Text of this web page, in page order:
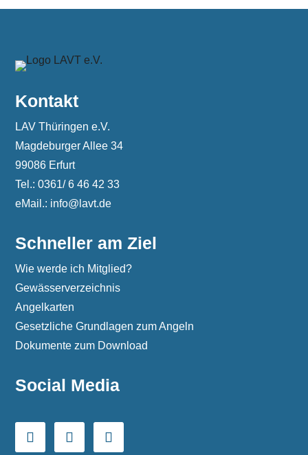
Kontakt
LAV Thüringen e.V.
Magdeburger Allee 34
99086 Erfurt
Tel.: 0361/ 6 46 42 33
eMail.: info@lavt.de
Schneller am Ziel
Wie werde ich Mitglied?
Gewässerverzeichnis
Angelkarten
Gesetzliche Grundlagen zum Angeln
Dokumente zum Download
Social Media